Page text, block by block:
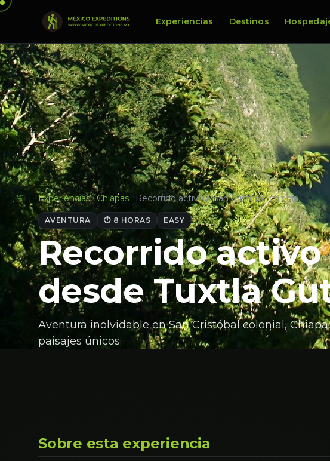
Experiencias Destinos
Experiencias · Chiapas · Recorrido activo a San Cristóbal colonia…
AVENTURA ⏱ 8 HORAS EASY
Recorrido
desde Tuxtla
Aventura inolvidable en San Cristóbal colonial,
paisajes únicos.
Sobre esta experiencia